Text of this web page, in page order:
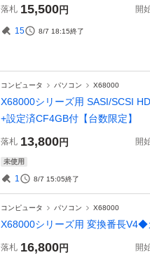
落札 15,500円 開
15 8/7 18:15終了
コンピュータ パソコン X68000
X68000シリーズ用 SASI/SCSI
+設定済CF4GB付【台数限定】
落札 13,800円 開
未使用
1 8/7 15:05終了
コンピュータ パソコン X68000
X68000シリーズ用 変換番長V4◆
落札 16,800円 開